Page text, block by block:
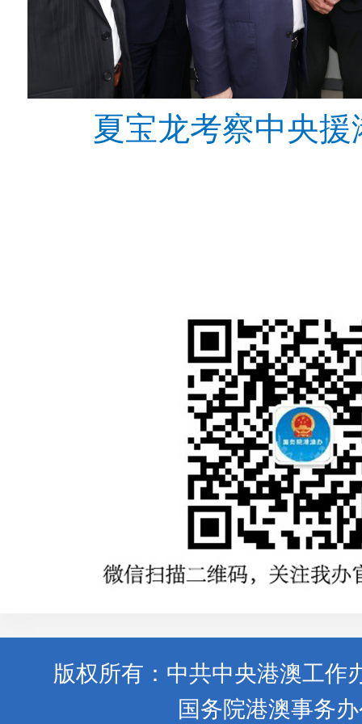
夏宝龙考察中央
版权所有：中共中央港澳工作
国务院港澳事务